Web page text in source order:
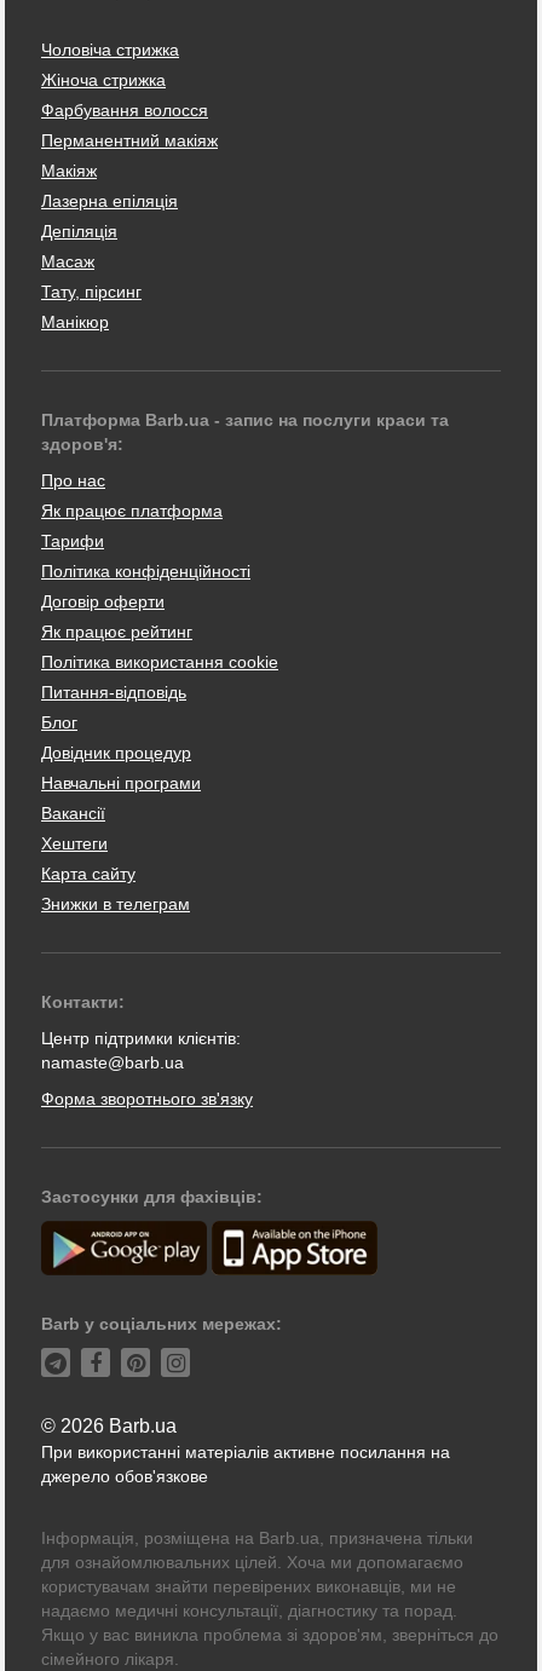
Чоловіча стрижка
Жіноча стрижка
Фарбування волосся
Перманентний макіяж
Макіяж
Лазерна епіляція
Депіляція
Масаж
Тату, пірсинг
Манікюр
Платформа Barb.ua - запис на послуги краси та
здоров'я:
Про нас
Як працює платформа
Тарифи
Політика конфіденційності
Договір оферти
Як працює рейтинг
Політика використання cookie
Питання-відповідь
Блог
Довідник процедур
Навчальні програми
Вакансії
Хештеги
Карта сайту
Знижки в телеграм
Контакти:
Центр підтримки клієнтів:
namaste@barb.ua
Форма зворотнього зв'язку
Застосунки для фахівців:
Barb у соціальних мережах:
© 2026 Barb.ua
При використанні матеріалів активне посилання на
джерело обов'язкове
Інформація, розміщена на Barb.ua, призначена тільки
для ознайомлювальних цілей. Хоча ми допомагаємо
користувачам знайти перевірених виконавців, ми не
надаємо медичні консультації, діагностику та порад.
Якщо у вас виникла проблема зі здоров'ям, зверніться до
сімейного лікаря.